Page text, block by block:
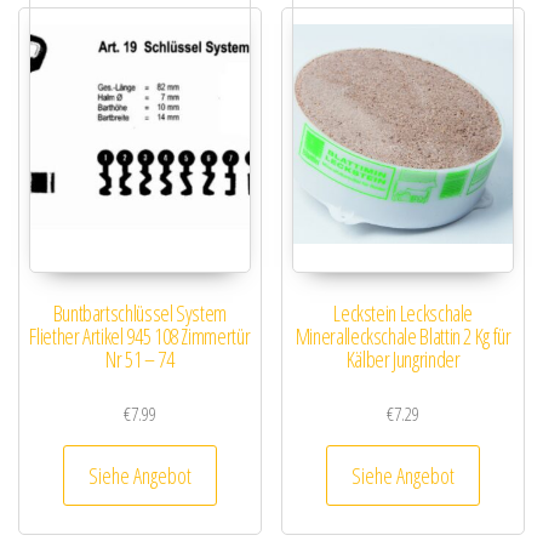
Buntbartschlüssel System
Fliether Artikel 945 108 Zimmertür
Nr 51 – 74
€7.99
Siehe Angebot
Leckstein Leckschale
Mineralleckschale Blattin 2 Kg für
Kälber Jungrinder
€7.29
Siehe Angebot